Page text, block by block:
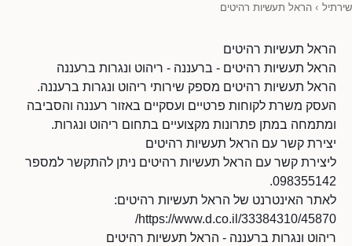
שירתיל › הראל תעשיות רהיטים
הראל תעשיות רהיטים
הראל תעשיות רהיטים - ברעננה - ריהוט ונגרות ברעננה
הראל תעשיות רהיטים מספק שירותי ריהוט ונגרות ברעננה.
העסק משרת לקוחות פרטיים ועסקיים באזור רעננה והסביבה
ומתמחה במתן פתרונות מקצועיים בתחום ריהוט ונגרות.
יצירת קשר עם הראל תעשיות רהיטים
ליצירת קשר עם הראל תעשיות רהיטים ניתן להתקשר למספר
098355142.
לאתר האינטרנט של הראל תעשיות רהיטים:
https://www.d.co.il/33384310/45870/
ריהוט ונגרות ברעננה - הראל תעשיות רהיטים